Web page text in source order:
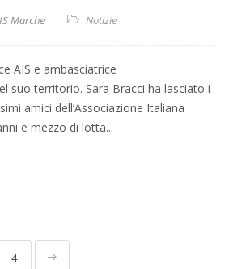
Marche Notizie
AIS e ambasciatrice
suo territorio. Sara Bracci ha lasciato i
amici dell’Associazione Italiana
e mezzo di lotta...
4